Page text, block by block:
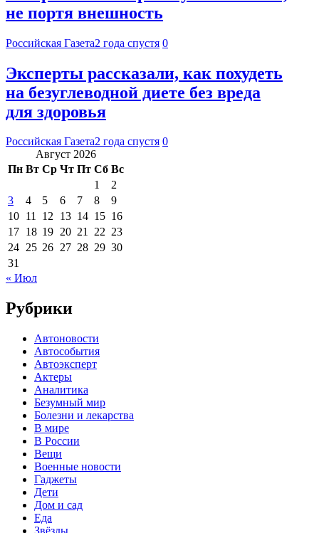
не портя внешность
Российская Газета2 года спустя 0
Эксперты рассказали, как похудеть
на безуглеводной диете без вреда
для здоровья
Российская Газета2 года спустя 0
Август 2026
Пн Вт Ср Чт Пт Сб Вс
1
2
3
4 5 6 7 8
9
10 11 12 13 14 15 16
17 18 19 20 21 22 23
24 25 26 27 28 29 30
31
« Июл
Рубрики
Автоновости
Автособытия
Автоэксперт
Актеры
Аналитика
Безумный мир
Болезни и лекарства
В мире
В России
Вещи
Военные новости
Гаджеты
Дети
Дом и сад
Еда